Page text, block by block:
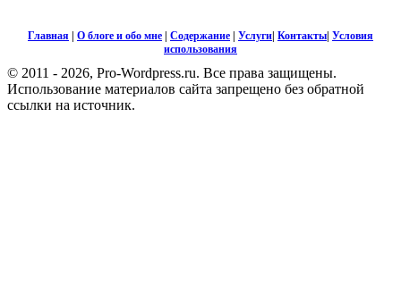
Главная О блоге и обо мне Содержание Услуги Контакты Условия
использования
© 2011 - 2026, Pro-Wordpress.ru. Все права защищены.
Использование материалов сайта запрещено без обратной
ссылки на источник.